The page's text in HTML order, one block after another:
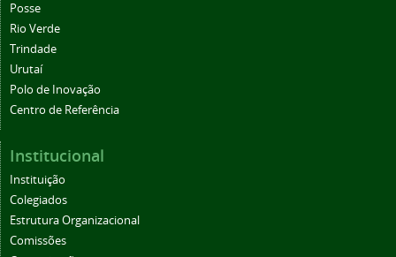
Posse
Rio Verde
Trindade
Urutaí
Polo de Inovação
Centro de Referência
Institucional
Instituição
Colegiados
Estrutura Organizacional
Comissões